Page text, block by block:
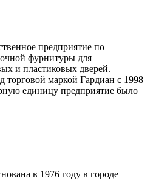
предприятие по
фурнитуры для
и пластиковых дверей.
торговой маркой Гардиан с 1998
единицу предприятие было
в 1976 году в городе